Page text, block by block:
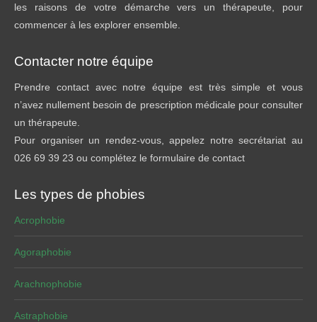
les raisons de votre démarche vers un thérapeute, pour
commencer à les explorer ensemble.
Contacter notre équipe
Prendre contact avec notre équipe est très simple et vous
n’avez nullement besoin de prescription médicale pour consulter
un thérapeute.
Pour organiser un rendez-vous, appelez notre secrétariat au
026 69 39 23 ou complétez le formulaire de contact
Les types de phobies
Acrophobie
Agoraphobie
Arachnophobie
Astraphobie